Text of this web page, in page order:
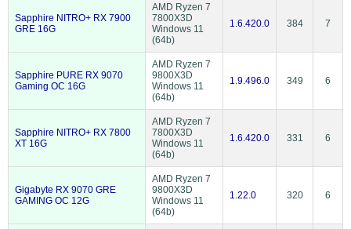
Sapphire NITRO+ RX 7900
GRE 16G
AMD Ryzen 7
7800X3D
Windows 11
(64b)
1.6.420.0 384 7
Sapphire PURE RX 9070
Gaming OC 16G
AMD Ryzen 7
9800X3D
Windows 11
(64b)
1.9.496.0 349 6
Sapphire NITRO+ RX 7800
XT 16G
AMD Ryzen 7
7800X3D
Windows 11
(64b)
1.6.420.0 331 6
Gigabyte RX 9070 GRE
GAMING OC 12G
AMD Ryzen 7
9800X3D
Windows 11
(64b)
1.22.0 320 6